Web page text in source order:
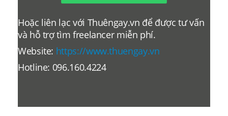
Hoặc liên lạc với Thuêngay.vn để được tư vấn
và hỗ trợ tìm freelancer miễn phí.
Website: https://www.thuengay.vn
Hotline: 096.160.4224